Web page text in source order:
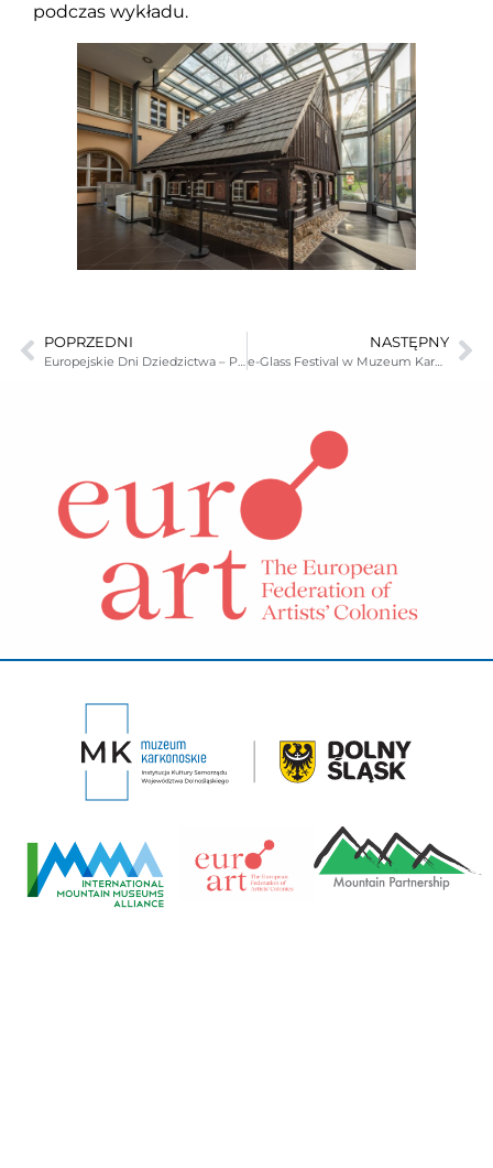
podczas wykładu.
POPRZEDNI
Europejskie Dni Dziedzictwa – Pokazy w Laboratorium Szkła
NASTĘPNY
e-Glass Festival w Muzeum Karkonoskim